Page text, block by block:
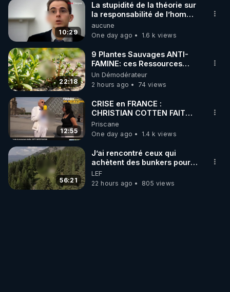
10:29
La stupidité de la théorie sur
la responsabilité de l’homme
concernant le dioxyde de
carbone.
aucune
One day ago
1.6 k views
22:18
9 Plantes Sauvages ANTI-
FAMINE: ces Ressources
JARDIN&des Haies
Un Démodérateur
2 hours ago
74 views
12:55
CRISE en FRANCE :
CHRISTIAN COTTEN FAIT
une étrange découverte
Priscane
One day ago
1.4 k views
56:21
J’ai rencontré ceux qui
achètent des bunkers pour
survivre à la fin du monde
LEF
22 hours ago
805 views